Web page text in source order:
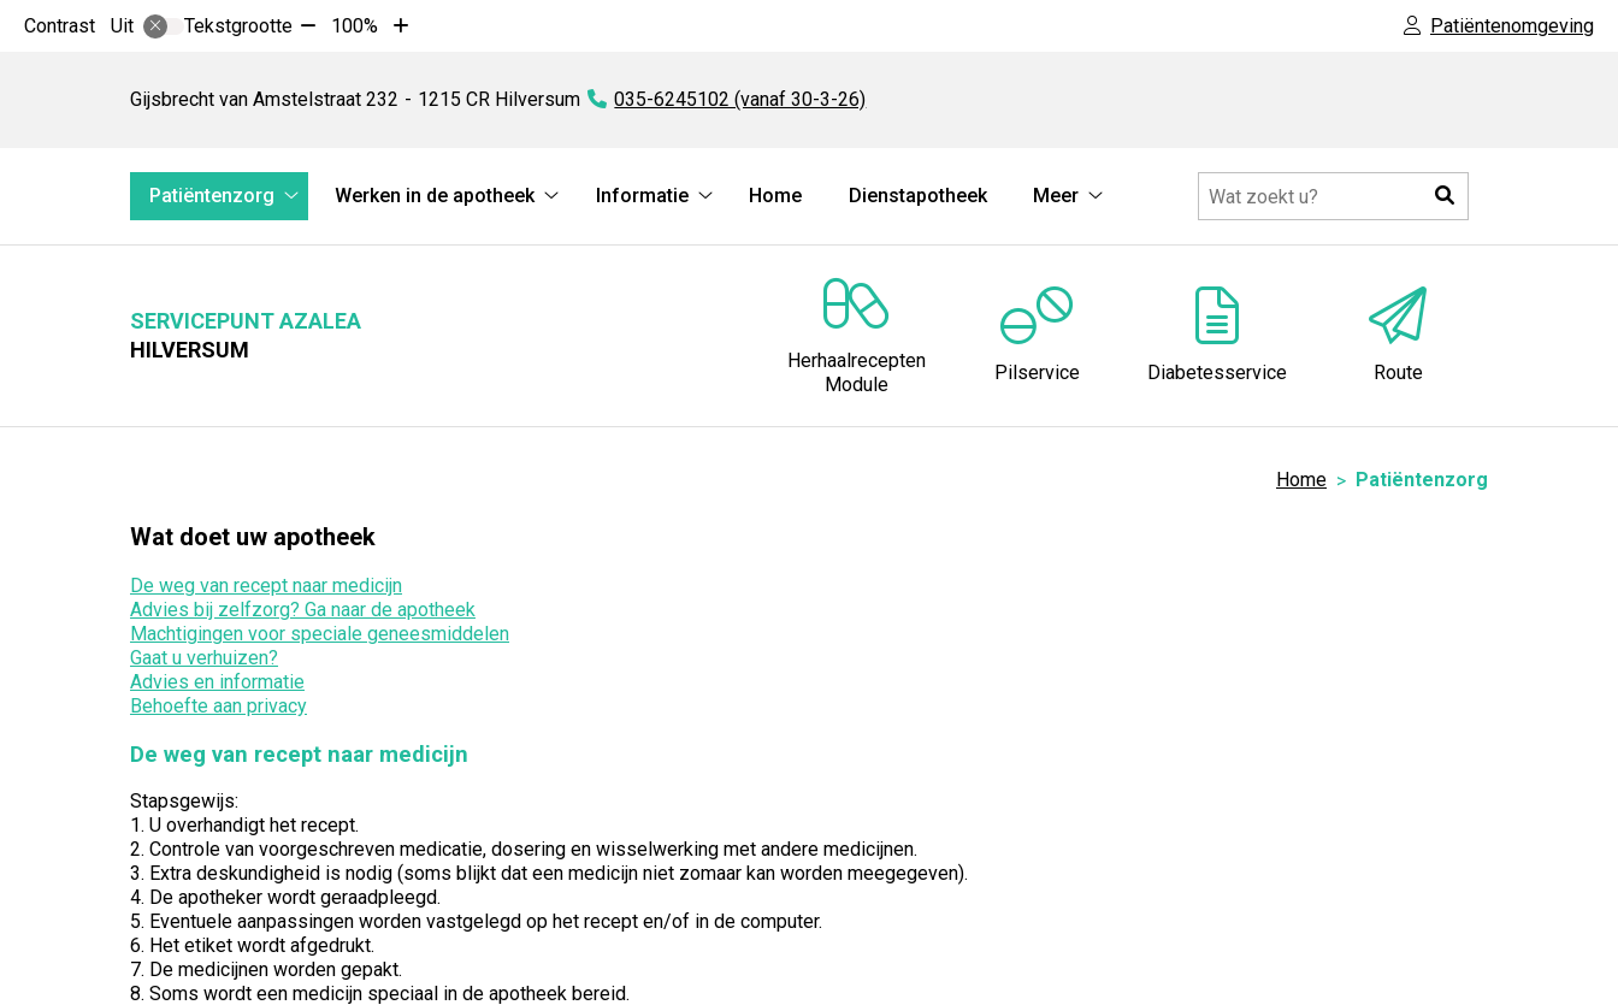
Contrast Uit Tekstgrootte Tekst
10%
100%
Tekst
10%
Patiëntenomgeving
Gijsbrecht van Amstelstraat 232 1215 CR Hilversum Tel:
035-6245102 (vanaf 30-3-26)
Hoofdmenu
Patiëntenzorg
Patiëntenzorg
submenu
Werken in de apotheek
in
Informatie
submenu
Home Dienstapotheek
Meer
submenu
Zoeken
SERVICEPUNT AZALEA
HILVERSUM
Herhaalrecepten
Module
Pilservice Diabetesservice Route
Home Patiëntenzorg
Wat doet uw apotheek
De weg van recept naar medicijn
Advies bij zelfzorg? Ga naar de apotheek
Machtigingen voor speciale geneesmiddelen
Gaat u verhuizen?
Advies en informatie
Behoefte aan privacy
De weg van recept naar medicijn
Stapsgewijs:
1. U overhandigt het recept.
2. Controle van voorgeschreven medicatie, dosering en wisselwerking met andere medicijnen.
3. Extra deskundigheid is nodig (soms blijkt dat een medicijn niet zomaar kan worden meegegeven).
4. De apotheker wordt geraadpleegd.
5. Eventuele aanpassingen worden vastgelegd op het recept en/of in de computer.
6. Het etiket wordt afgedrukt.
7. De medicijnen worden gepakt.
8. Soms wordt een medicijn speciaal in de apotheek bereid.